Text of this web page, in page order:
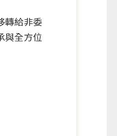
轉給非委
與全方位